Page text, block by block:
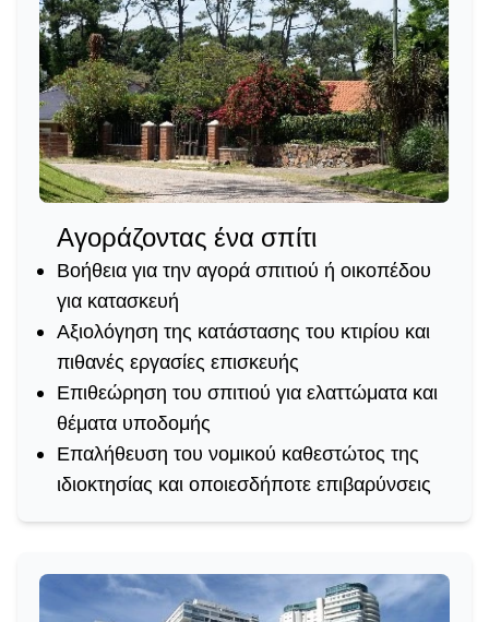
Αγοράζοντας ένα σπίτι
Βοήθεια για την αγορά σπιτιού ή οικοπέδου
για κατασκευή
Αξιολόγηση της κατάστασης του κτιρίου και
πιθανές εργασίες επισκευής
Επιθεώρηση του σπιτιού για ελαττώματα και
θέματα υποδομής
Επαλήθευση του νομικού καθεστώτος της
ιδιοκτησίας και οποιεσδήποτε επιβαρύνσεις